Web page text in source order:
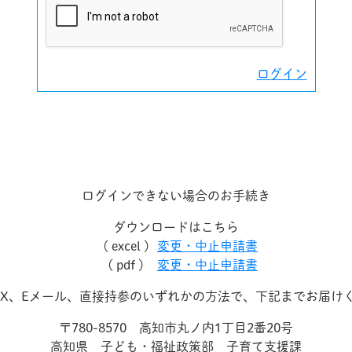
ログイン
ログインできない場合のお手続き
ダウンロードはこちら
( excel )
変更・中止申請書
( pdf )
変更・中止申請書
、Eメール、直接持参のいずれかの方法で、下記までお届け
〒780-8570 高知市丸ノ内1丁目2番20号
高知県 子ども・福祉政策部 子育て支援課